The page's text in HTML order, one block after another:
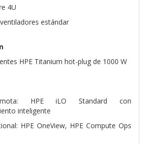
4U
estándar
HPE Titanium hot-plug de 1000 W
HPE iLO Standard con
inteligente
HPE OneView, HPE Compute Ops